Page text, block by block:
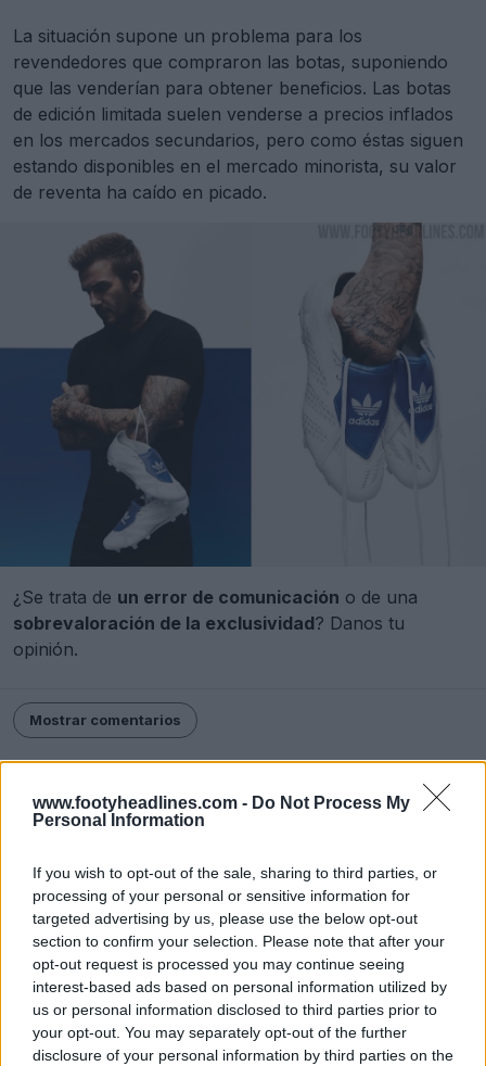
www.footyheadlines.com - Do Not Process My
Personal Information
If you wish to opt-out of the sale, sharing to third parties, or
processing of your personal or sensitive information for
targeted advertising by us, please use the below opt-out
section to confirm your selection. Please note that after your
opt-out request is processed you may continue seeing
interest-based ads based on personal information utilized by
us or personal information disclosed to third parties prior to
your opt-out. You may separately opt-out of the further
disclosure of your personal information by third parties on the
La situación supone un problema para los
revendedores que compraron las botas, suponiendo
que las venderían para obtener beneficios. Las botas
de edición limitada suelen venderse a precios inflados
en los mercados secundarios, pero como éstas siguen
estando disponibles en el mercado minorista, su valor
de reventa ha caído en picado.
¿Se trata de un error de comunicación o de una
sobrevaloración de la exclusividad? Danos tu
opinión.
Mostrar comentarios
Compartir